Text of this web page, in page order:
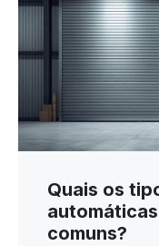
Quais os
comuns?